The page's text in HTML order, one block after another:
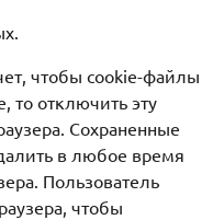
чтобы cookie-файлы
то отключить эту
Сохраненные
в любое время
Пользователь
чтобы